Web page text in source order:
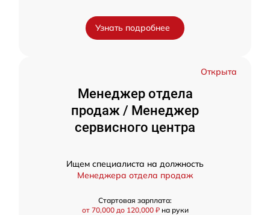
Узнать подробнее
Открыта
Менеджер отдела
продаж / Менеджер
сервисного центра
Ищем специалиста на должность
Менеджера отдела продаж
Стартовая зарплата:
от 70,000 до 120,000 ₽ на руки